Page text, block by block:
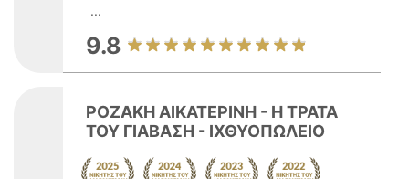
...
9.8
ΡΟΖΑΚΗ ΑΙΚΑΤΕΡΙΝΗ - Η ΤΡΑΤΑ
ΤΟΥ ΓΙΑΒΑΣΗ - ΙΧΘΥΟΠΩΛΕΙΟ